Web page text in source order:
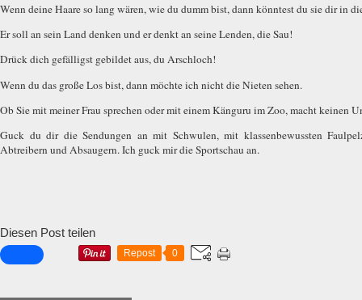
Wenn deine Haare so lang wären, wie du dumm bist, dann könntest du sie dir in
Er soll an sein Land denken und er denkt an seine Lenden, die Sau!
Drück dich gefälligst gebildet aus, du Arschloch!
Wenn du das große Los bist, dann möchte ich nicht die Nieten sehen.
Ob Sie mit meiner Frau sprechen oder mit einem Känguru im Zoo, macht keinen
Guck du dir die Sendungen an mit Schwulen, mit klassenbewussten
Abtreibern und Absaugern. Ich guck mir die Sportschau an.
Diesen Post teilen
Repost 0